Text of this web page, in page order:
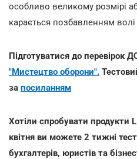
особливо великому розмірі
карається позбавленням
Підготуватися до перевірок
"Мистецтво оборони".
за посиланням
Хотіли спробувати продукти
квітня ви можете 2 тижні
бухгалтерів, юристів та